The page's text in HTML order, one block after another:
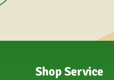
Shop Service